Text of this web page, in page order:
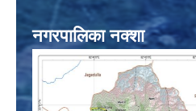
नगरपालिका नक्शा